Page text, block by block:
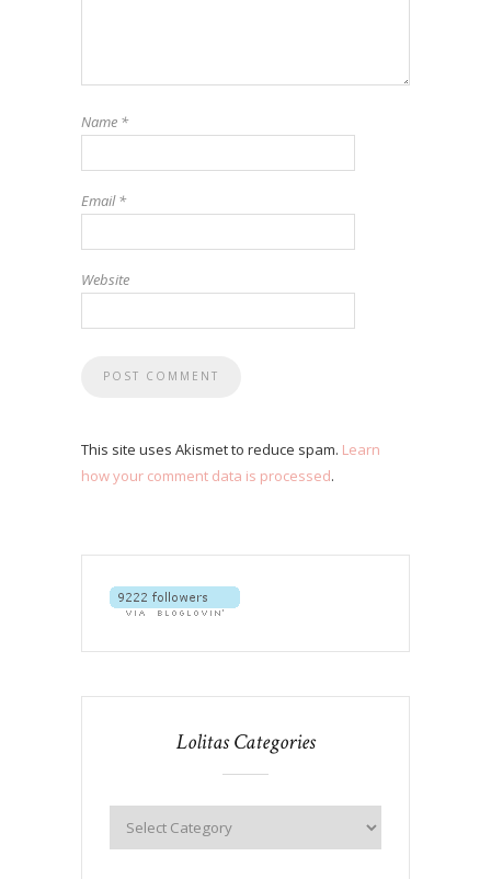
Name *
Email*
Website
This site uses Akismet to reduce spam. Learn
how your comment data is processed.
Lolitas Categories